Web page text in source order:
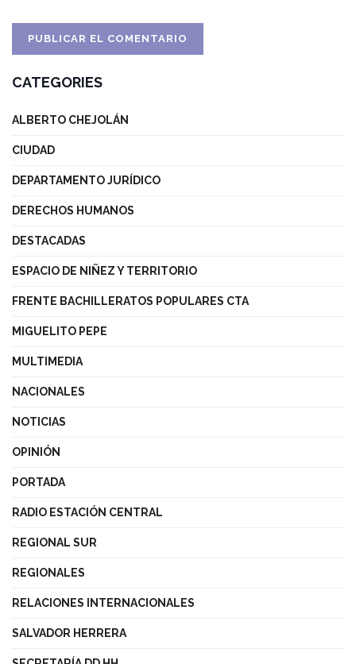
CATEGORIES
ALBERTO CHEJOLÁN
CIUDAD
DEPARTAMENTO JURÍDICO
DERECHOS HUMANOS
DESTACADAS
ESPACIO DE NIÑEZ Y TERRITORIO
FRENTE BACHILLERATOS POPULARES CTA
MIGUELITO PEPE
MULTIMEDIA
NACIONALES
NOTICIAS
OPINIÓN
PORTADA
RADIO ESTACIÓN CENTRAL
REGIONAL SUR
REGIONALES
RELACIONES INTERNACIONALES
SALVADOR HERRERA